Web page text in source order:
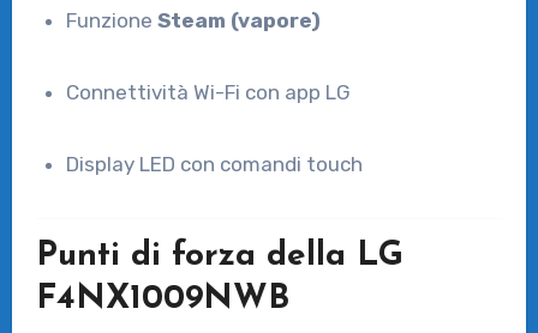
FunzioneSteam (vapore)
Connettività Wi-Fi con app LG
Display LED con comandi touch
Punti di forza della LG
F4NX1009NWB